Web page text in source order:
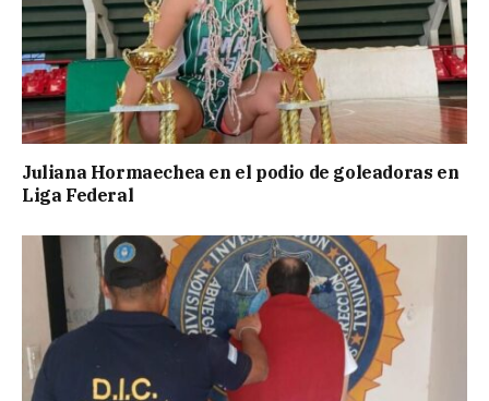
Juliana Hormaechea en el podio de goleadoras en
Liga Federal